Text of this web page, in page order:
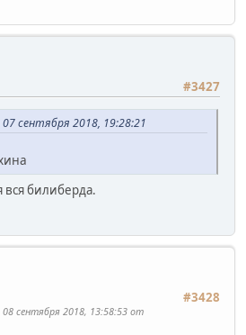
#3427
сентября 2018, 19:28:21
вся билиберда.
#3428
08 сентября 2018, 13:58:53 от